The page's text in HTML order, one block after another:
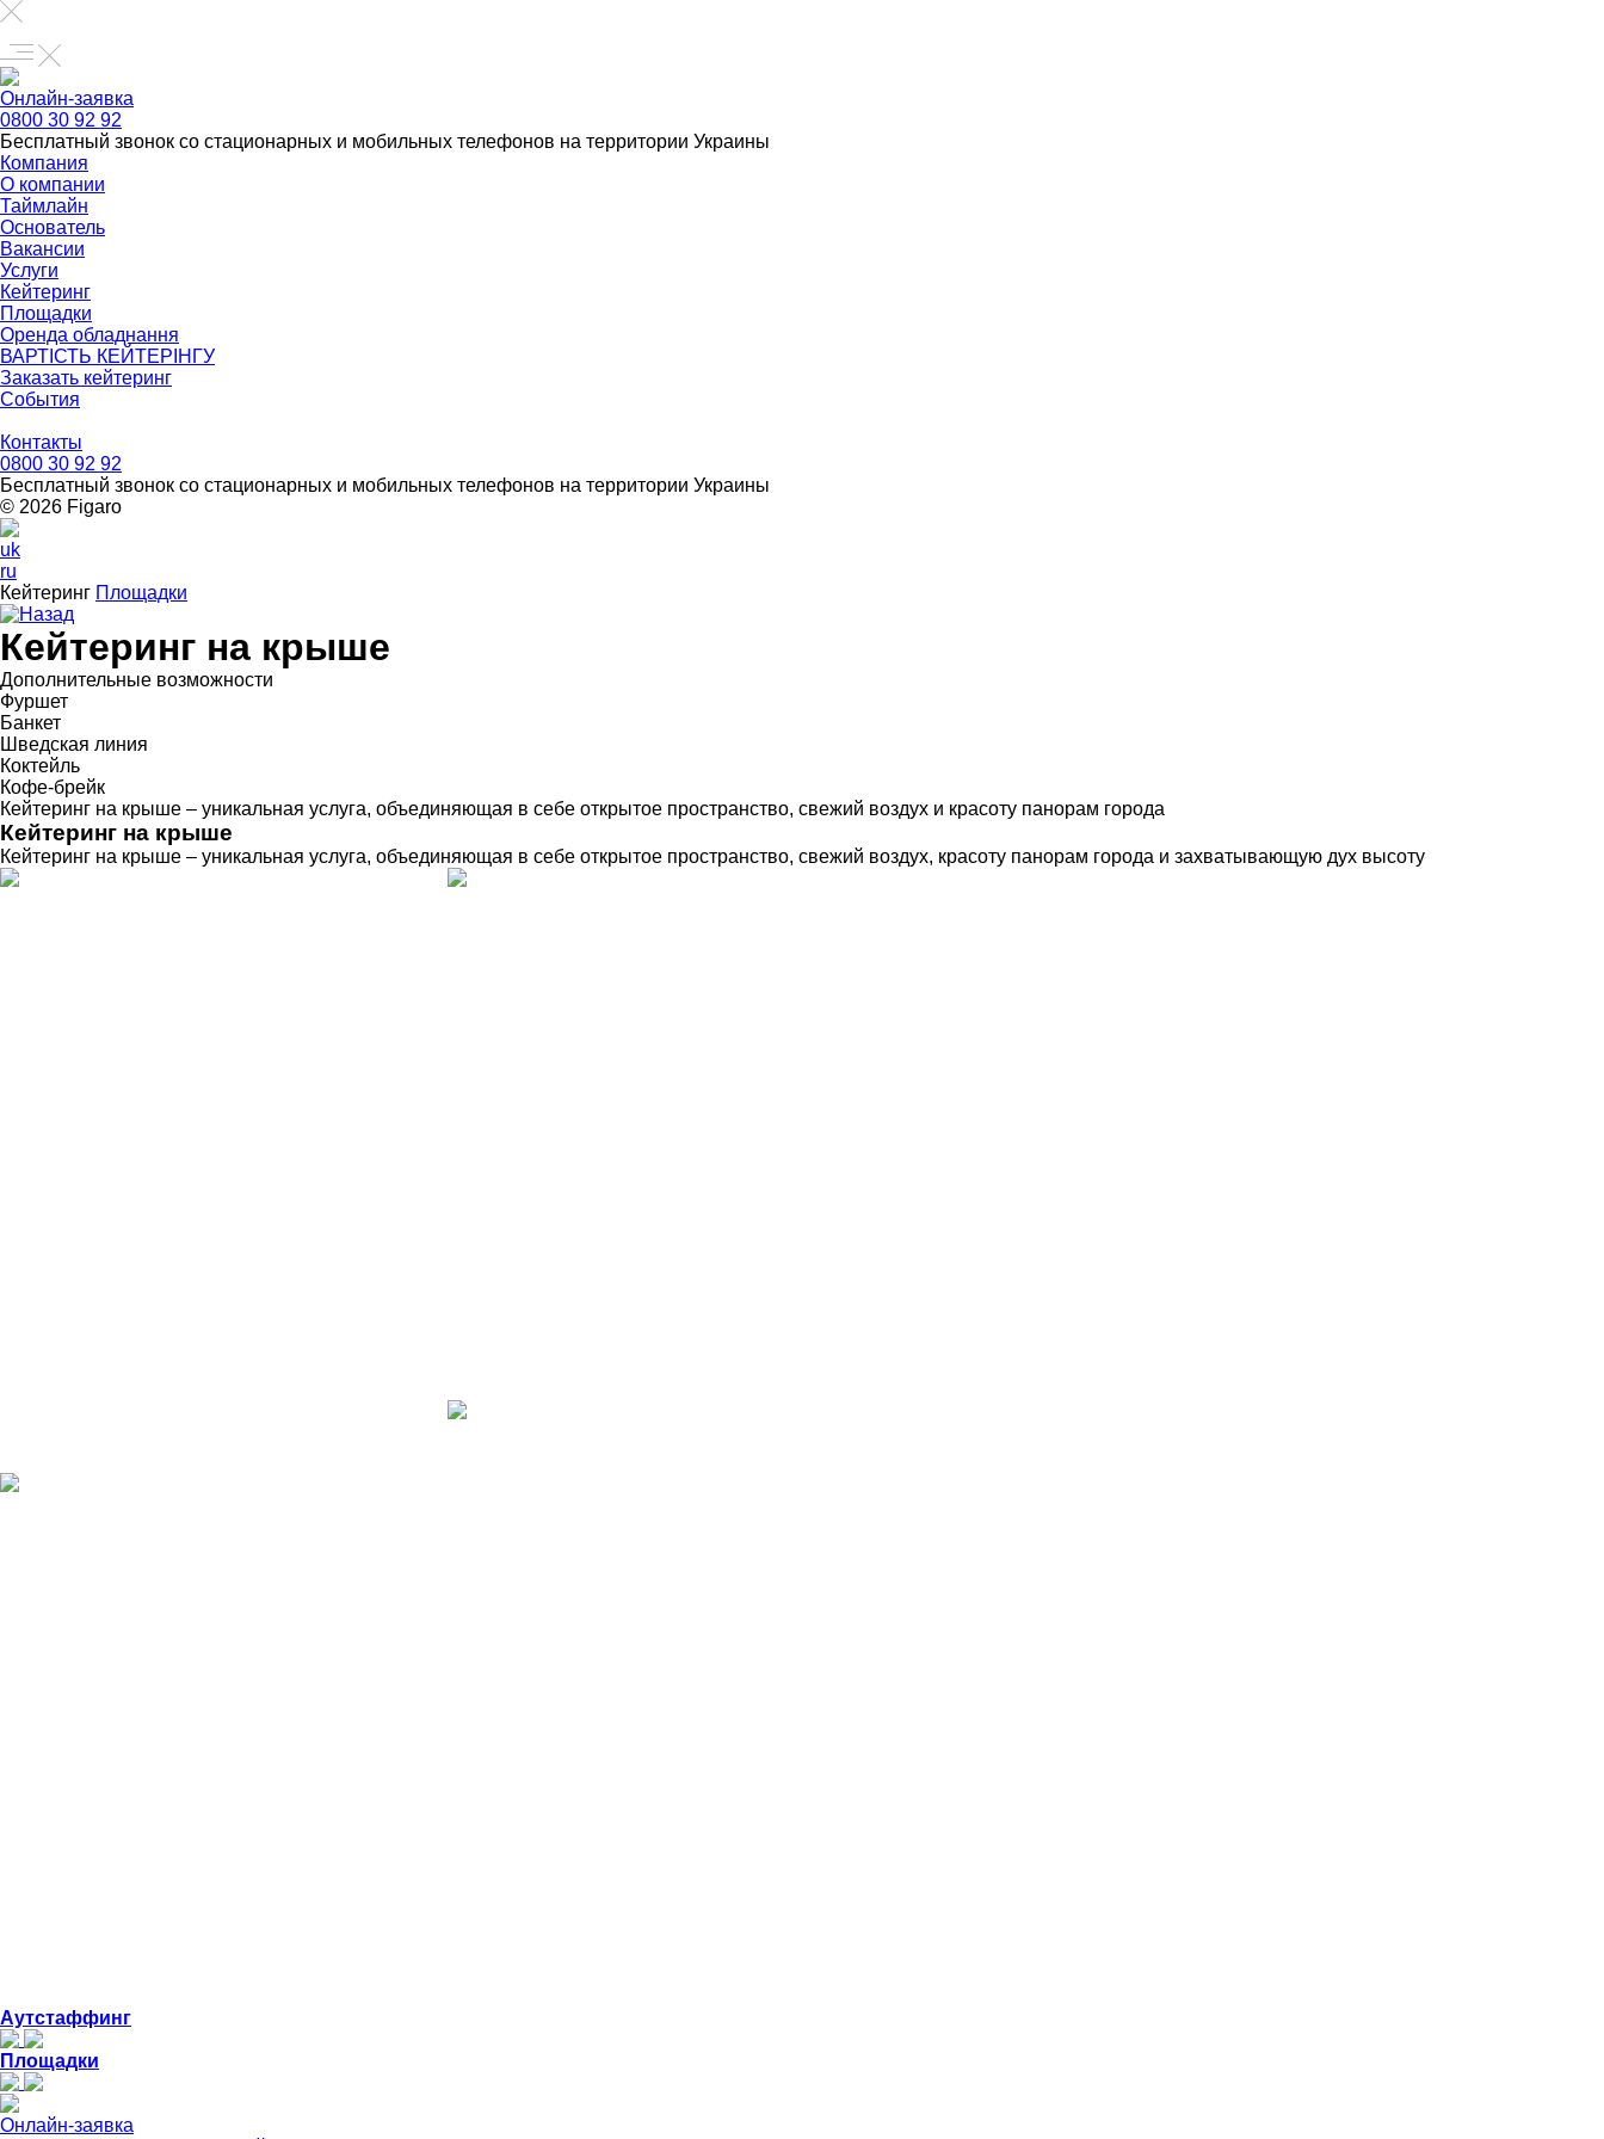
Онлайн-заявка
0800 30 92 92
Бесплатный звонок со стационарных и мобильных телефонов на территории Украины
Компания
О компании
Таймлайн
Основатель
Вакансии
Услуги
Кейтеринг
Площадки
Оренда обладнання
ВАРТІСТЬ КЕЙТЕРІНГУ
Заказать кейтеринг
События
Контакты
0800 30 92 92
Бесплатный звонок со стационарных и мобильных телефонов на территории Украины
© 2026 Figarо
uk
ru
Кейтеринг Площадки
Назад
Кейтеринг на крыше
Дополнительные возможности
Фуршет
Банкет
Шведская линия
Коктейль
Кофе-брейк
Кейтеринг на крыше – уникальная услуга, объединяющая в себе открытое пространство, свежий воздух и красоту панорам города
Кейтеринг на крыше
Кейтеринг на крыше – уникальная услуга, объединяющая в себе открытое пространство, свежий воздух, красоту панорам города и захватывающую дух высоту​
Аутстаффинг
Площадки
Онлайн-заявка